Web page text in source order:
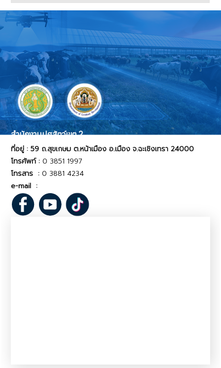
เนื้อหา
สำนักงานปศุสัตว์เขต 2
ที่อยู่ : 59 ถ.สุขเกษม ต.หน้าเมือง อ.เมือง จ.ฉะเชิงเทรา 24000
โทรศัพท์ : 0 3851 1997
โทรสาร : 0 3881 4234
e-mail :